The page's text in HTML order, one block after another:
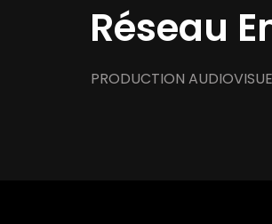
Réseau
PRODUCTION